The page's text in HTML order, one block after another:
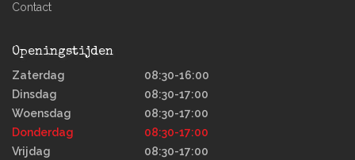
Contact
Openingstijden
Zaterdag
08:30-16:00
Dinsdag
08:30-17:00
Woensdag
08:30-17:00
Donderdag
08:30-17:00
Vrijdag
08:30-17:00